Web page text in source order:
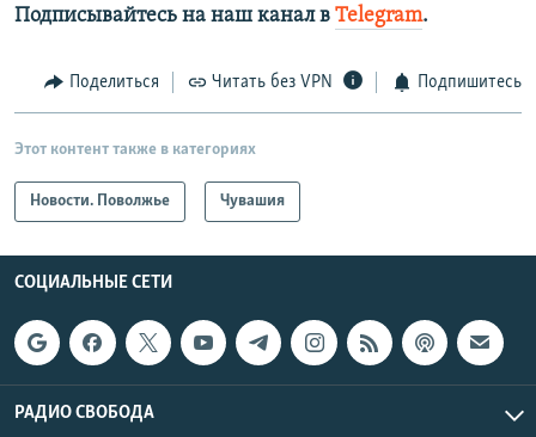
Подписывайтесь на наш канал в Telegram.
Поделиться Читать без VPN Подпишитесь
Этот контент также в категориях
Новости. Поволжье Чувашия
СОЦИАЛЬНЫЕ СЕТИ
РАДИО СВОБОДА